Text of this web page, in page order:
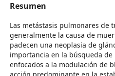
Resumen
Las metástasis pulmonares de
generalmente la causa de
padecen una neoplasia de
importancia en la búsqueda
enfocados a la modulación de